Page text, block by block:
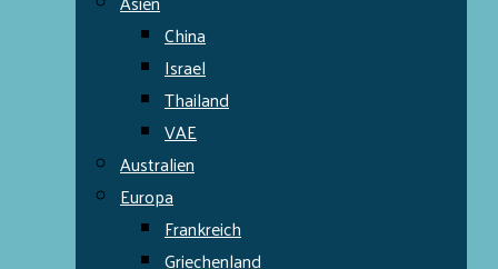
China
Israel
Thailand
VAE
Australien
Europa
Frankreich
Griechenland